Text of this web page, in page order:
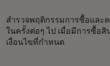
สำรวจพฤติกรรมการซื้อและ
ในครั้งต่อๆ ไป เมื่อมีการซื้อสิ
เงื่อนไขที่กำหนด